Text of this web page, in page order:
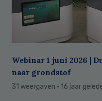
Webinar 1 juni 2026 |
naar grondstof
31 weergaven · 16 jaar